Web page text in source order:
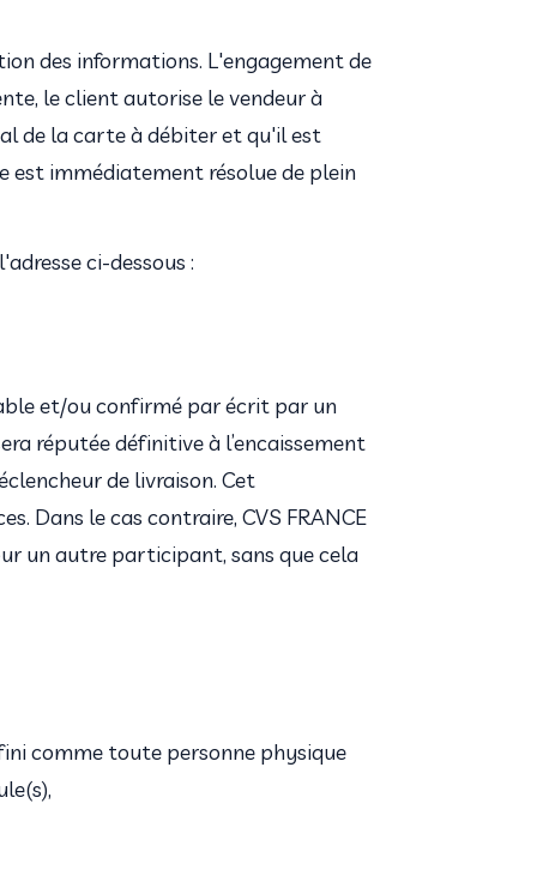
des informations. L'engagement de
le client autorise le vendeur à
de la carte à débiter et qu'il est
est immédiatement résolue de plein
ci-dessous :
et/ou confirmé par écrit par un
réputée définitive à l’encaissement
de livraison. Cet
Dans le cas contraire, CVS FRANCE
un autre participant, sans que cela
comme toute personne physique